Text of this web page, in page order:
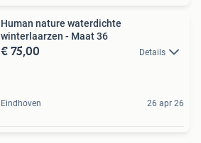
Human nature waterdichte
winterlaarzen - Maat 36
€ 75,00 Details
Eindhoven 26 apr 26